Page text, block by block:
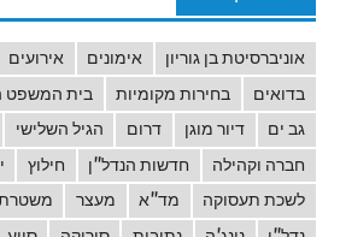
אוניברסיטת בן גוריון אימונים אירועים
בדואים
בחירות מקומיות בית המשפט
גב ים
דיור מוגן דרום הגיל השלישי
חברה וקהילה
חדשות הנדל"ן חילוץ
לשכת תעסוקה
מד"א מעצר משטרת